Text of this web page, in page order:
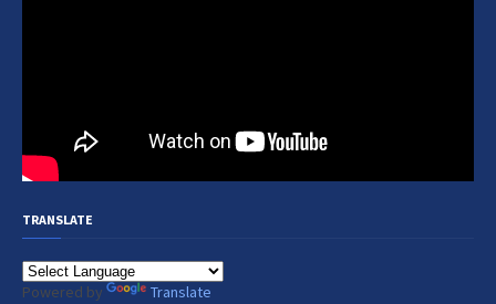
TRANSLATE
Powered by Translate